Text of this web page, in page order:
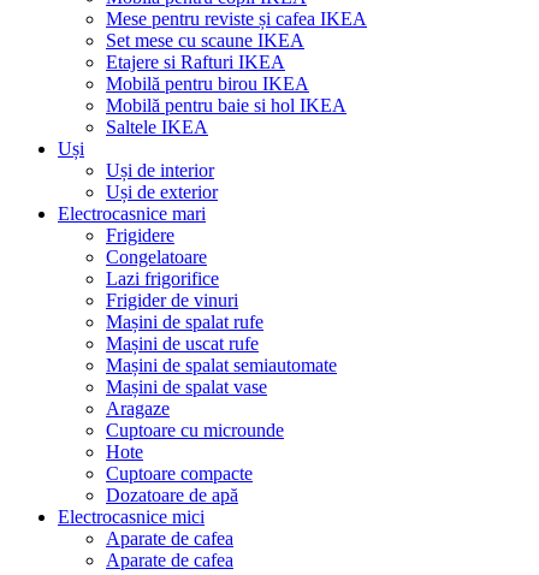
Mese pentru reviste și cafea IKEA
Set mese cu scaune IKEA
Etajere si Rafturi IKEA
Mobilă pentru birou IKEA
Mobilă pentru baie si hol IKEA
Saltele IKEA
Uși
Uși de interior
Uși de exterior
Electrocasnice mari
Frigidere
Congelatoare
Lazi frigorifice
Frigider de vinuri
Mașini de spalat rufe
Mașini de uscat rufe
Mașini de spalat semiautomate
Mașini de spalat vase
Aragaze
Cuptoare cu microunde
Hote
Cuptoare compacte
Dozatoare de aрă
Electrocasnice mici
Aparate de cafea
Aparate de cafea